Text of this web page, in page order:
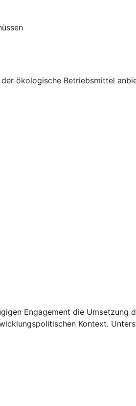
ökologische Betriebsmittel
Engagement die
Kontext.